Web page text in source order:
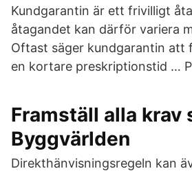
Kundgarantin är ett frivilligt
åtagandet kan därför variera
Oftast säger kundgarantin att
en kortare preskriptionstid …
Framställ alla
Byggvärlden
Direkthänvisningsregeln kan